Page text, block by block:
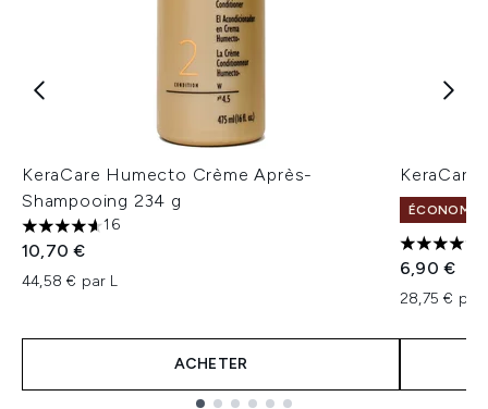
KeraCare Humecto Crème Après-
Shampooing 234 g
4.63 étoiles sur un maximum de 5
16
10,70 €
44,58 € par L
ACHETER
KeraCare
4.5 étoiles
6,90 €
28,75 € par